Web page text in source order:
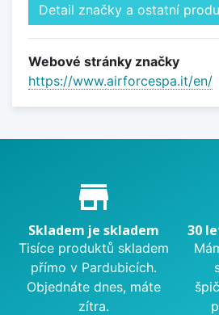
Detail značky a ostatní
Webové stránky značky
https://www.airforcespa.it/en/
Proč nakupovat u nás?
store_mall_directory
Skladem je skladem
Tisíce produktů skladem
přímo v Pardubicích.
Objednáte dnes, máte
zítra.
30